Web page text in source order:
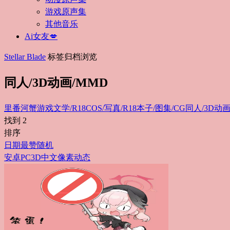
游戏原声集
其他音乐
Ai女友💋
Stellar Blade 标签归档浏览
同人/3D动画/MMD
里番河蟹游戏文学/R18COS/写真/R18本子/图集/CG同人/3D动
找到 2
排序
日期最赞随机
安卓PC3D中文像素动态